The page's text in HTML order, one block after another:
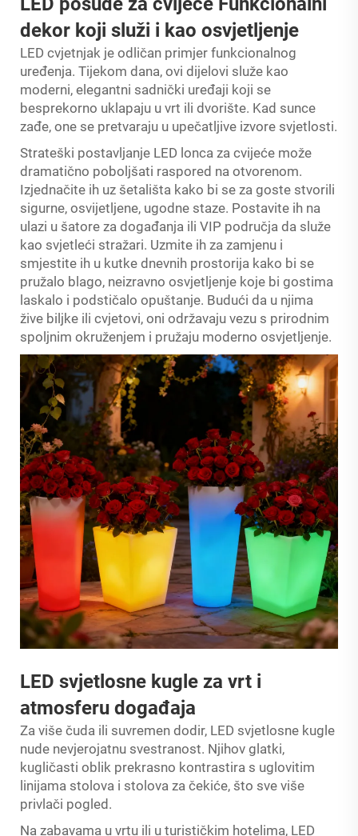
dekor koji služi i kao osvjetljenje
LED cvjetnjak je odličan primjer funkcionalnog
uređenja. Tijekom dana, ovi dijelovi služe kao
moderni, elegantni sadnički uređaji koji se
besprekorno uklapaju u vrt ili dvorište. Kad sunce
zađe, one se pretvaraju u upečatljive izvore svjetlosti.
Strateški postavljanje LED lonca za cvijeće može
dramatično poboljšati raspored na otvorenom.
Izjednačite ih uz šetališta kako bi se za goste stvorili
sigurne, osvijetljene, ugodne staze. Postavite ih na
ulazi u šatore za događanja ili VIP područja da služe
kao svjetleći stražari. Uzmite ih za zamjenu i
smjestite ih u kutke dnevnih prostorija kako bi se
pružalo blago, neizravno osvjetljenje koje bi gostima
laskalo i podstičalo opuštanje. Budući da u njima
žive biljke ili cvjetovi, oni održavaju vezu s prirodnim
spoljnim okruženjem i pružaju moderno osvjetljenje.
LED svjetlosne kugle za vrt i
atmosferu događaja
Za više čuda ili suvremen dodir, LED svjetlosne kugle
nude nevjerojatnu svestranost. Njihov glatki,
kugličasti oblik prekrasno kontrastira s uglovitim
linijama stolova i stolova za čekiće, što sve više
privlači pogled.
Na zabavama u vrtu ili u turističkim hotelima, LED